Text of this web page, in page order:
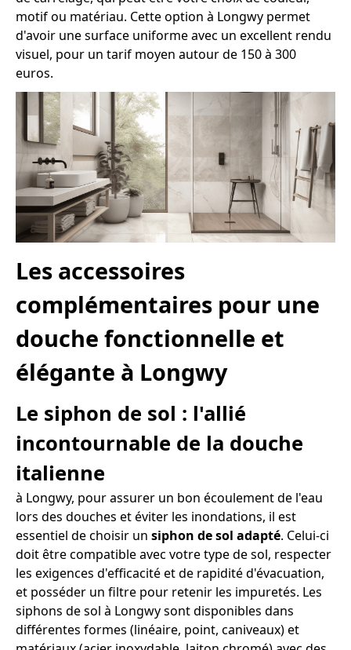
motif ou matériau. Cette option à Longwy permet
d'avoir une surface uniforme avec un excellent rendu
visuel, pour un tarif moyen autour de 150 à 300
euros.
Les accessoires
complémentaires pour une
douche fonctionnelle et
élégante à Longwy
Le siphon de sol : l'allié
incontournable de la douche
italienne
à Longwy, pour assurer un bon écoulement de l'eau
lors des douches et éviter les inondations, il est
essentiel de choisir un siphon de sol adapté. Celui-ci
doit être compatible avec votre type de sol, respecter
les exigences d'efficacité et de rapidité d'évacuation,
et posséder un filtre pour retenir les impuretés. Les
siphons de sol à Longwy sont disponibles dans
différentes formes (linéaire, point, caniveaux) et